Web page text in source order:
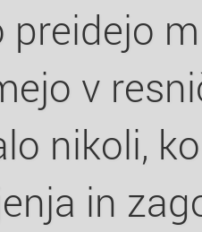
preidejo
v
nikoli,
in